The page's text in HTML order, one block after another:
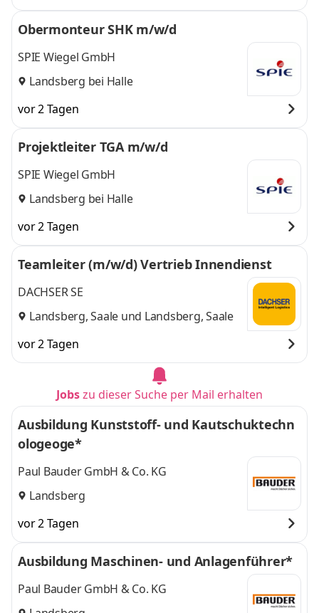
Obermonteur SHK m/w/d
SPIE Wiegel GmbH
Landsberg bei Halle
vor 2 Tagen
Projektleiter TGA m/w/d
SPIE Wiegel GmbH
Landsberg bei Halle
vor 2 Tagen
Teamleiter (m/w/d) Vertrieb Innendienst
DACHSER SE
Landsberg, Saale und Landsberg, Saale
vor 2 Tagen
Jobszu dieser Suche per Mail erhalten
Ausbildung Kunststoff- und Kautschuktechn
ologeoge*
Paul Bauder GmbH & Co. KG
Landsberg
vor 2 Tagen
Ausbildung Maschinen- und Anlagenführer*
Paul Bauder GmbH & Co. KG